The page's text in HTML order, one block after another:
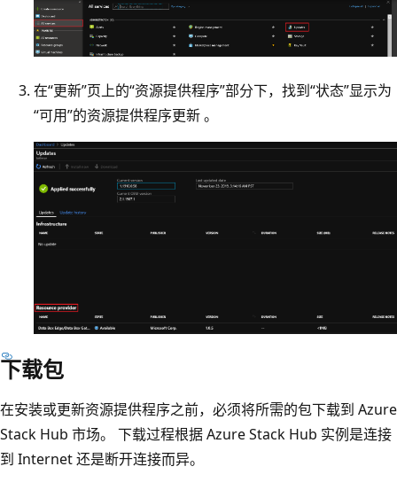
在“更新”页上的“资源提供程序”部分下，找到“状态”显示为
“可用”的资源提供程序更新 。
下载包
在安装或更新资源提供程序之前，必须将所需的包下载到 Azure
Stack Hub 市场。 下载过程根据 Azure Stack Hub 实例是连接
到 Internet 还是断开连接而异。